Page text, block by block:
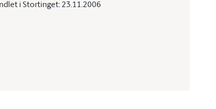
i Stortinget: 23.11.2006